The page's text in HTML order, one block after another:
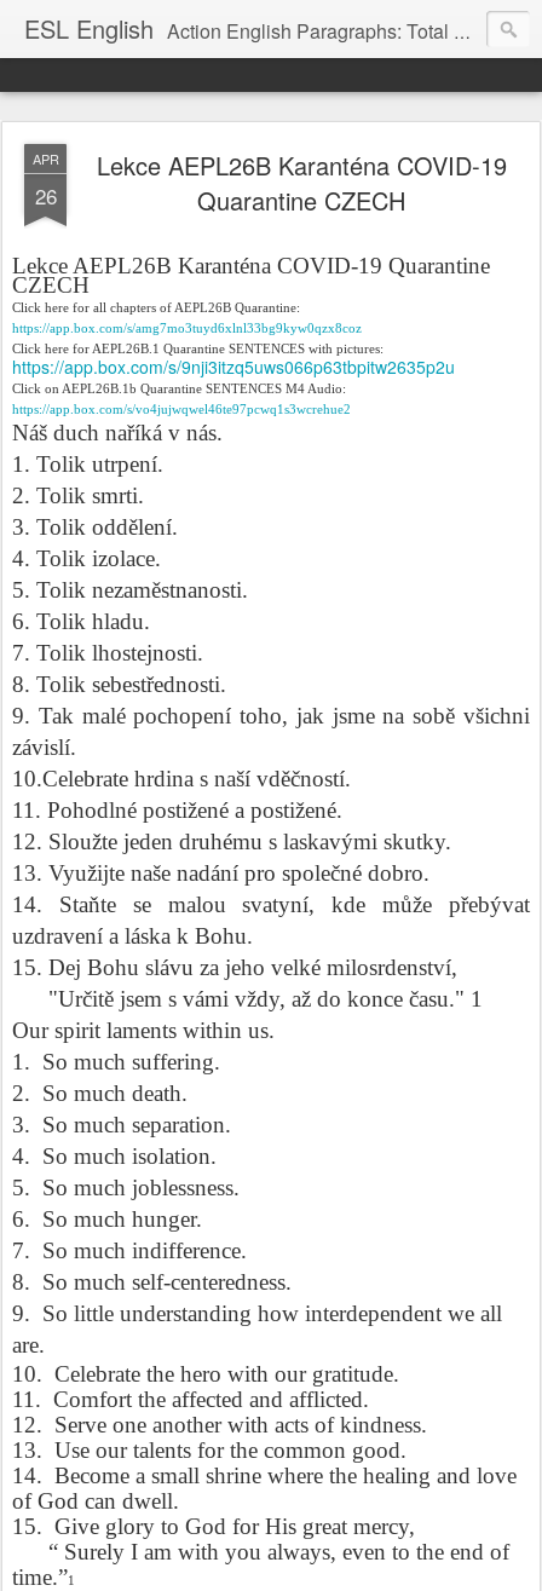
ESL English Action English Paragraphs: Total Physical Response (TPR) Paragraphs for the High School and Adult Language Student
APR
26
Lekce AEPL26B Karanténa COVID-19
Quarantine CZECH
Lekce AEPL26B Karanténa COVID-19 Quarantine
CZECH
Click here for all chapters of AEPL26B Quarantine:
https://app.box.com/s/amg7mo3tuyd6xlnl33bg9kyw0qzx8coz
Click here for AEPL26B.1 Quarantine SENTENCES with pictures:
https://app.box.com/s/9nji3itzq5uws066p63tbpitw2635p2u
Click on AEPL26B.1b Quarantine SENTENCES M4 Audio:
https://app.box.com/s/vo4jujwqwel46te97pcwq1s3wcrehue2
Náš duch naříká v nás.
1. Tolik utrpení.
2. Tolik smrti.
3. Tolik oddělení.
4. Tolik izolace.
5. Tolik nezaměstnanosti.
6. Tolik hladu.
7. Tolik lhostejnosti.
8. Tolik sebestřednosti.
9. Tak malé pochopení toho, jak jsme na sobě všichni
závislí.
10.Celebrate hrdina s naší vděčností.
11. Pohodlné postižené a postižené.
12. Sloužte jeden druhému s laskavými skutky.
13. Využijte naše nadání pro společné dobro.
14. Staňte se malou svatyní, kde může přebývat
uzdravení a láska k Bohu.
15. Dej Bohu slávu za jeho velké milosrdenství,
"Určitě jsem s vámi vždy, až do konce času." 1
Our spirit laments within us.
1. So much suffering.
2. So much death.
3. So much separation.
4. So much isolation.
5. So much joblessness.
6. So much hunger.
7. So much indifference.
8. So much self-centeredness.
9. So little understanding how interdependent we all
are.
10. Celebrate the hero with our gratitude.
11. Comfort the affected and afflicted.
12. Serve one another with acts of kindness.
13. Use our talents for the common good.
14. Become a small shrine where the healing and love
of God can dwell.
15. Give glory to God for His great mercy,
“ Surely I am with you always, even to the end of
time.”1